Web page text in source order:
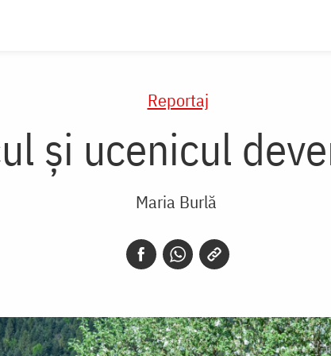
Reportaj
și ucenicul
Maria Burlă